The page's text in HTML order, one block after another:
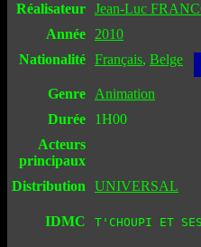
Réalisateur Jean-Luc
Année
2010
Nationalité Français, Belge
Genre
Animation
Durée
1H00
Acteurs
principaux
Distribution
UNIVERSAL
IDMC T'CHOUPI ET